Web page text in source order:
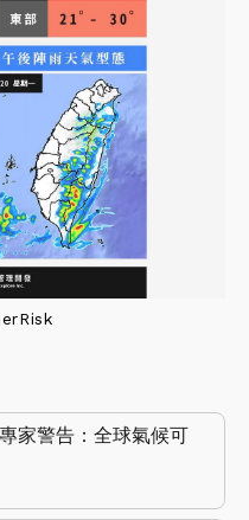
家警告：全球氣候可